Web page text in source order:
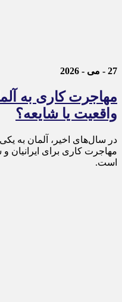
27 - می - 2026
مهاجرت کاری به
واقعیت یا شایعه؟
در سال‌های اخیر، آلمان به
مهاجرت کاری برای ایرانیان و
است.